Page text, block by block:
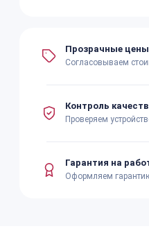
Прозрачные цены
Согласовываем
Контроль
Проверяем
Гарантия на
Оформляем